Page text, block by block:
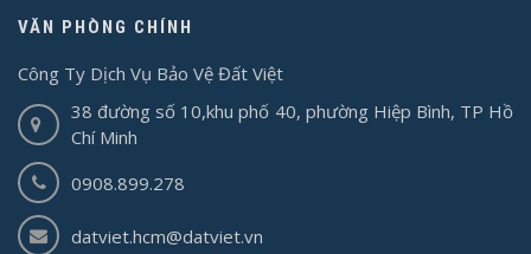
VĂN PHÒNG CHÍNH
Công Ty Dịch Vụ Bảo Vệ Đất Việt
38 đường số 10,khu phố 40, phường Hiệp Bình, TP Hồ
Chí Minh
0908.899.278
datviet.hcm@datviet.vn